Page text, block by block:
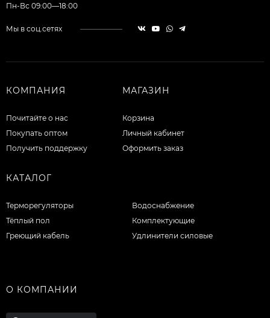
Пн-Вс 09:00—18:00
Мы в соц.сетях
КОМПАНИЯ
Почитайте о нас
Покупать оптом
Получить поддержку
МАГАЗИН
Корзина
Личный кабинет
Оформить заказ
КАТАЛОГ
Терморегуляторы
Тёплый пол
Греющий кабель
Водоснабжение
Комплектующие
Удлинители силовые
О КОМПАНИИ